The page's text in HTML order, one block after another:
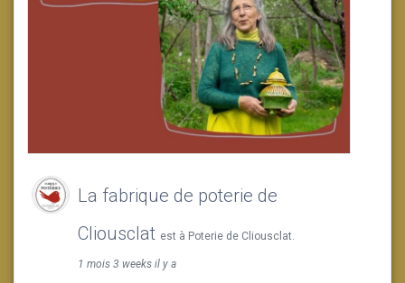
La fabrique de poterie de
Cliousclat est à Poterie de Cliousclat.
1 mois 3 weeks il y a